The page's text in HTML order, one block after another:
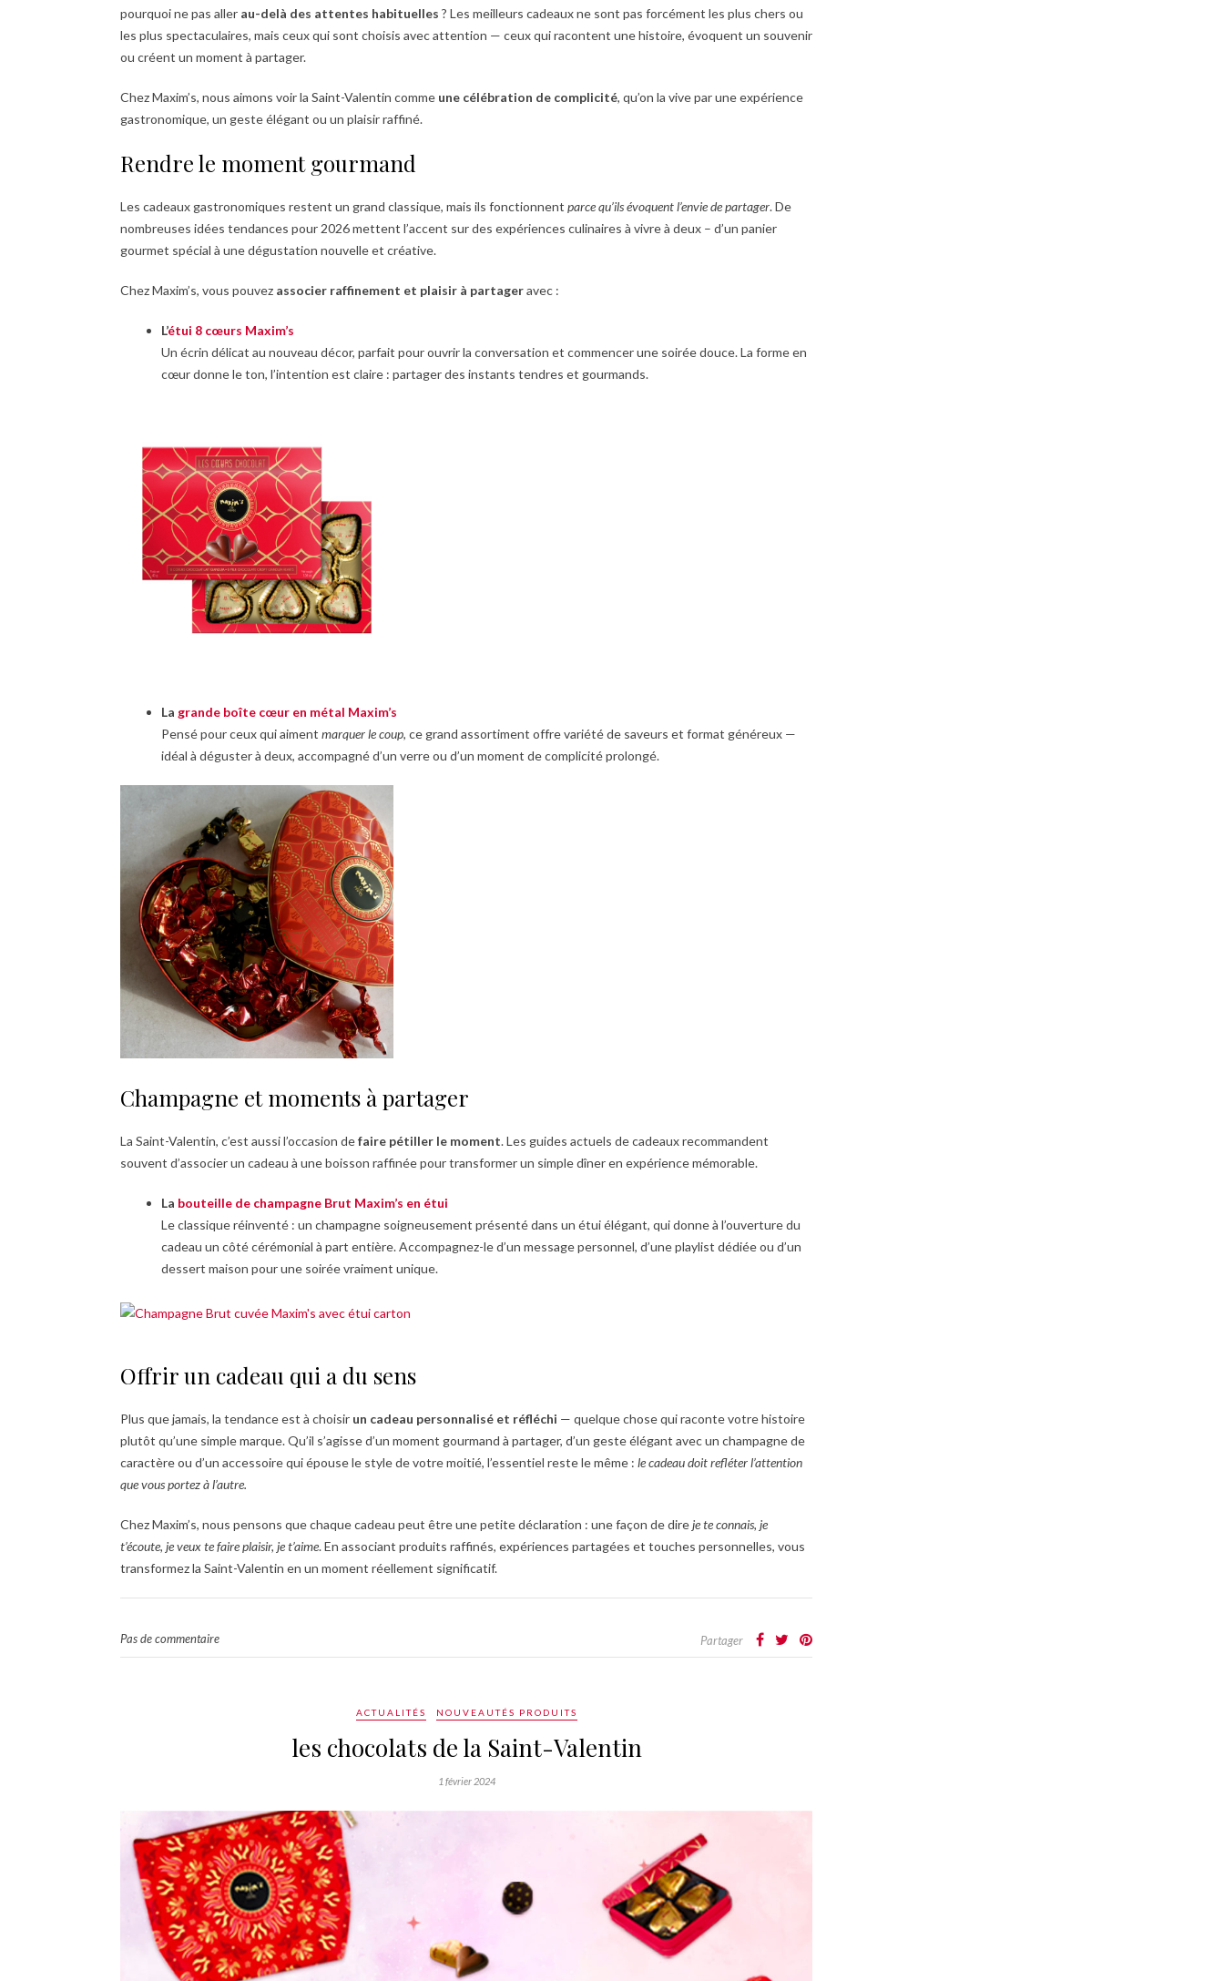
pourquoi ne pas aller au-delà des attentes habituelles ? Les meilleurs cadeaux ne sont pas forcément les plus chers ou
les plus spectaculaires, mais ceux qui sont choisis avec attention — ceux qui racontent une histoire, évoquent un souvenir
ou créent un moment à partager.
Chez Maxim’s, nous aimons voir la Saint-Valentin comme une célébration de complicité, qu’on la vive par une expérience
gastronomique, un geste élégant ou un plaisir raffiné.
Rendre le moment gourmand
Les cadeaux gastronomiques restent un grand classique, mais ils fonctionnent parce qu’ils évoquent l’envie de partager. De
nombreuses idées tendances pour 2026 mettent l’accent sur des expériences culinaires à vivre à deux – d’un panier
gourmet spécial à une dégustation nouvelle et créative.
Chez Maxim’s, vous pouvez associer raffinement et plaisir à partageravec :
L’étui 8 cœurs Maxim’s
Un écrin délicat au nouveau décor, parfait pour ouvrir la conversation et commencer une soirée douce. La forme en
cœur donne le ton, l’intention est claire : partager des instants tendres et gourmands.
La grande boîte cœur en métal Maxim’s
Pensé pour ceux qui aiment marquer le coup, ce grand assortiment offre variété de saveurs et format généreux —
idéal à déguster à deux, accompagné d’un verre ou d’un moment de complicité prolongé.
Champagne et moments à partager
La Saint-Valentin, c’est aussi l’occasion defaire pétiller le moment. Les guides actuels de cadeaux recommandent
souvent d’associer un cadeau à une boisson raffinée pour transformer un simple dîner en expérience mémorable.
La bouteille de champagne Brut Maxim’s en étui
Le classique réinventé : un champagne soigneusement présenté dans un étui élégant, qui donne à l’ouverture du
cadeau un côté cérémonial à part entière. Accompagnez-le d’un message personnel, d’une playlist dédiée ou d’un
dessert maison pour une soirée vraiment unique.
Offrir un cadeau qui a du sens
Plus que jamais, la tendance est à choisir un cadeau personnalisé et réfléchi — quelque chose qui raconte votre histoire
plutôt qu’une simple marque. Qu’il s’agisse d’un moment gourmand à partager, d’un geste élégant avec un champagne de
caractère ou d’un accessoire qui épouse le style de votre moitié, l’essentiel reste le même : le cadeau doit refléter l’attention
que vous portez à l’autre.
Chez Maxim’s, nous pensons que chaque cadeau peut être une petite déclaration : une façon de direje te connais, je
t’écoute, je veux te faire plaisir, je t’aime. En associant produits raffinés, expériences partagées et touches personnelles, vous
transformez la Saint-Valentin en un moment réellement significatif.
Pas de commentaire Partager
ACTUALITÉS NOUVEAUTÉS PRODUITS
les chocolats de la Saint-Valentin
1 février 2024